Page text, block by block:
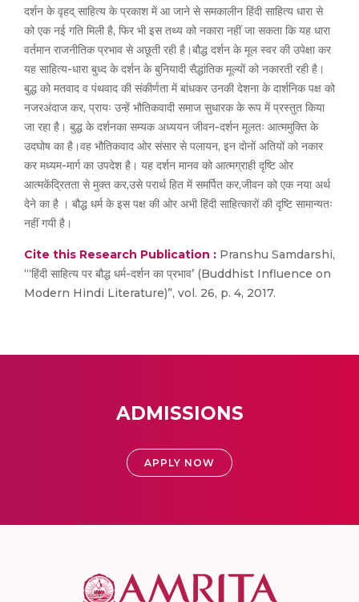
दर्शन के वृहद् साहित्य के प्रकाश में आ जाने से समकालीन हिंदी साहित्य धारा से
को एक नई गति मिली है, फिर भी इस तथ्य को नकारा नहीं जा सकता कि यह धारा
वर्तमान राजनीतिक प्रभाव से अछूती रही है।बौद्ध दर्शन के मूल स्वर की उपेक्षा कर
यह साहित्य-धारा बुध्द के दर्शन के बुनियादी सैद्धांतिक मूल्यों को नकारती रही है।
बुद्ध को मतवाद व पंथवाद की संकीर्णता में बांधकर उनकी देशना के दार्शनिक पक्ष को
नजरअंदाज कर, प्रायः उन्हें भौतिकवादी समाज सुधारक के रूप में प्रस्तुत किया
जा रहा है। बुद्ध के दर्शनका सम्यक अध्ययन जीवन-दर्शन मूलतः आत्ममुक्ति के
उदघोष का है।वह भौतिकवाद ओर संसार से पलायन, इन दोनों अतियों को नकार
कर मध्यम-मार्ग का उपदेश है। यह दर्शन मानव को आत्मग्राही दृष्टि ओर
आत्मकेंद्रितता से मुक्त कर,उसे परार्थ हित में समर्पित कर,जीवन को एक नया अर्थ
देने का है । बौद्ध धर्म के इस पक्ष की ओर अभी हिंदी साहित्कारों की दृष्टि सामान्यतः
नहीं गयी है।
Cite this Research Publication : Pranshu Samdarshi,
“‘हिंदी साहित्य पर बौद्ध धर्म-दर्शन का प्रभाव’ (Buddhist Influence on
Modern Hindi Literature)”, vol. 26, p. 4, 2017.
ADMISSIONS
APPLY NOW